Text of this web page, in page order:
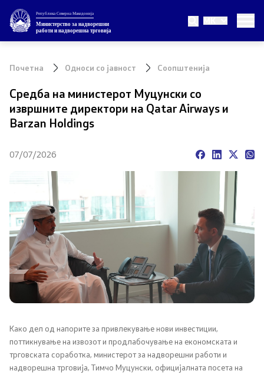
Република Северна Македонија
Министерство за надворешни
работи и надворешна трговија
MK
Министерство
Заменик министер
Внатрешна организација
Теми
ЕУ Членство
НАТО Членство
Економска дипломатија
Регионални иницијативи
Мултилатерални односи
Почетна Односи со јавност Соопштенија
Средба на министерот Муцунски со
извршните директори на Qatar Airways и
Barzan Holdings
07/07/2026
Како дел од напорите за привлекување нови инвестиции,
поттикнување на извозот и продлабочување на економската и
трговската соработка, министерот за надворешни работи и
надворешна трговија, Тимчо Муцунски, официјалната посета на